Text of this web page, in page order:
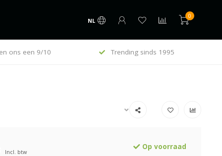
NL
0
ons een 9/10 Trending sinds 1995
Incl. btw
Op voorraad